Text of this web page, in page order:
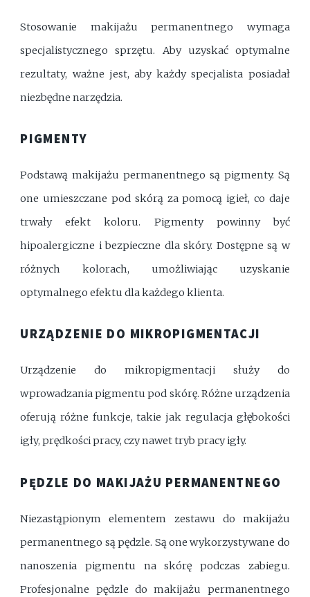
Stosowanie makijażu permanentnego wymaga
specjalistycznego sprzętu. Aby uzyskać optymalne
rezultaty, ważne jest, aby każdy specjalista posiadał
niezbędne narzędzia.
PIGMENTY
Podstawą makijażu permanentnego są pigmenty. Są
one umieszczane pod skórą za pomocą igieł, co daje
trwały efekt koloru. Pigmenty powinny być
hipoalergiczne i bezpieczne dla skóry. Dostępne są w
różnych kolorach, umożliwiając uzyskanie
optymalnego efektu dla każdego klienta.
URZĄDZENIE DO MIKROPIGMENTACJI
Urządzenie do mikropigmentacji służy do
wprowadzania pigmentu pod skórę. Różne urządzenia
oferują różne funkcje, takie jak regulacja głębokości
igły, prędkości pracy, czy nawet tryb pracy igły.
PĘDZLE DO MAKIJAŻU PERMANENTNEGO
Niezastąpionym elementem zestawu do makijażu
permanentnego są pędzle. Są one wykorzystywane do
nanoszenia pigmentu na skórę podczas zabiegu.
Profesjonalne pędzle do makijażu permanentnego